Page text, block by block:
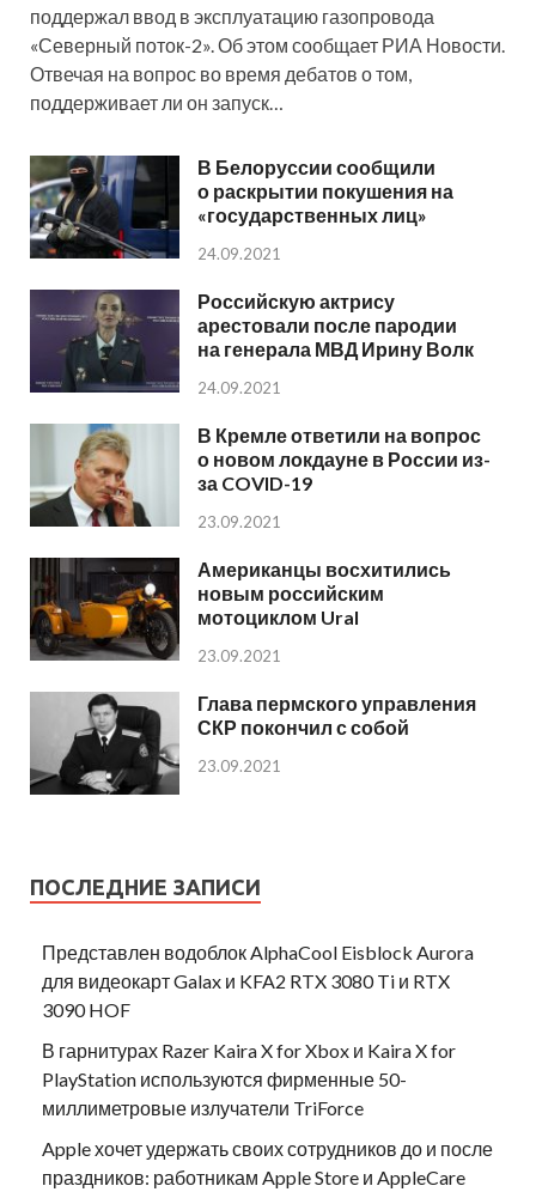
поддержал ввод в эксплуатацию газопровода
«Северный поток-2». Об этом сообщает РИА Новости.
Отвечая на вопрос во время дебатов о том,
поддерживает ли он запуск…
В Белоруссии сообщили
о раскрытии покушения на
«государственных лиц»
24.09.2021
Российскую актрису
арестовали после пародии
на генерала МВД Ирину Волк
24.09.2021
В Кремле ответили на вопрос
о новом локдауне в России из-
за COVID-19
23.09.2021
Американцы восхитились
новым российским
мотоциклом Ural
23.09.2021
Глава пермского управления
СКР покончил с собой
23.09.2021
ПОСЛЕДНИЕ ЗАПИСИ
Представлен водоблок AlphaCool Eisblock Aurora
для видеокарт Galax и KFA2 RTX 3080 Ti и RTX
3090 HOF
В гарнитурах Razer Kaira X for Xbox и Kaira X for
PlayStation используются фирменные 50-
миллиметровые излучатели TriForce
Apple хочет удержать своих сотрудников до и после
праздников: работникам Apple Store и AppleCare